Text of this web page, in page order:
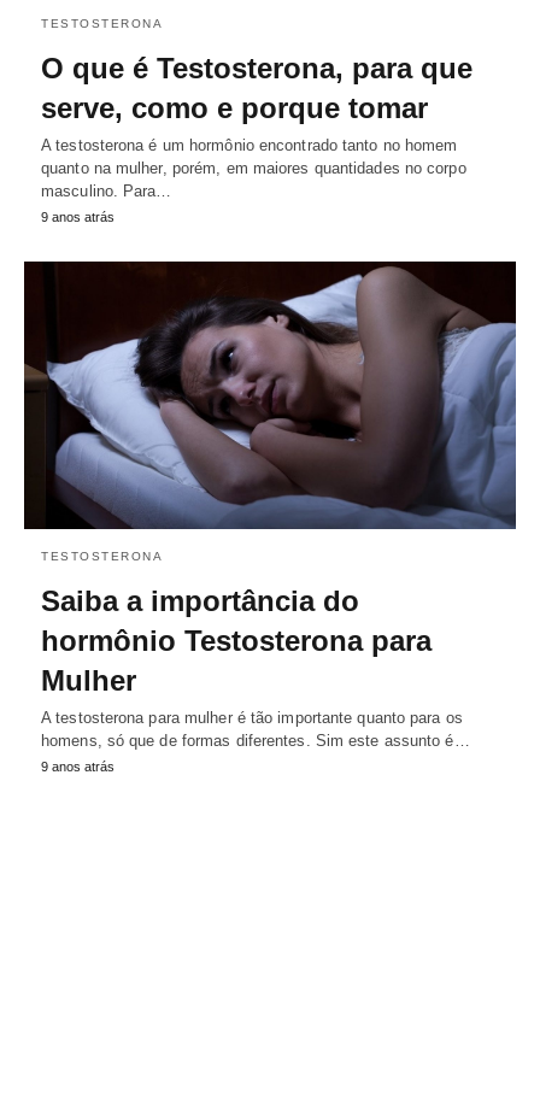
TESTOSTERONA
O que é Testosterona, para que
serve, como e porque tomar
A testosterona é um hormônio encontrado tanto no homem
quanto na mulher, porém, em maiores quantidades no corpo
masculino. Para…
9 anos atrás
TESTOSTERONA
Saiba a importância do
hormônio Testosterona para
Mulher
A testosterona para mulher é tão importante quanto para os
homens, só que de formas diferentes. Sim este assunto é…
9 anos atrás